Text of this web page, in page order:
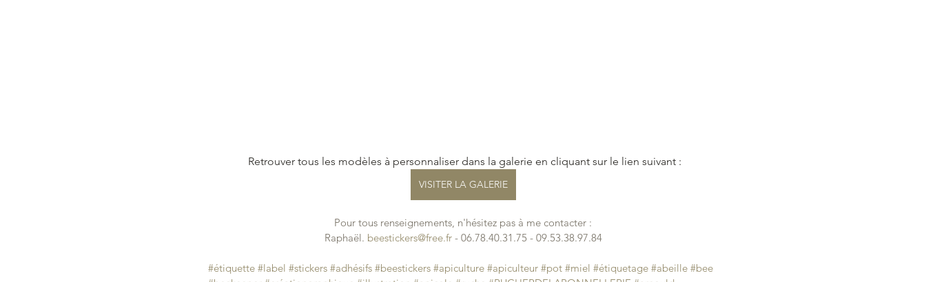
Retrouver tous les modèles à personnaliser dans la galerie en cliquant sur le lien suivant :
VISITER LA GALERIE
Pour tous renseignements, n'hésitez pas à me contacter :
Raphaël. beestickers@free.fr - 06.78.40.31.75 - 09.53.38.97.84
#étiquette #label #stickers #adhésifs #beestickers #apiculture #apiculteur #pot #miel #étiquetage #abeille #bee